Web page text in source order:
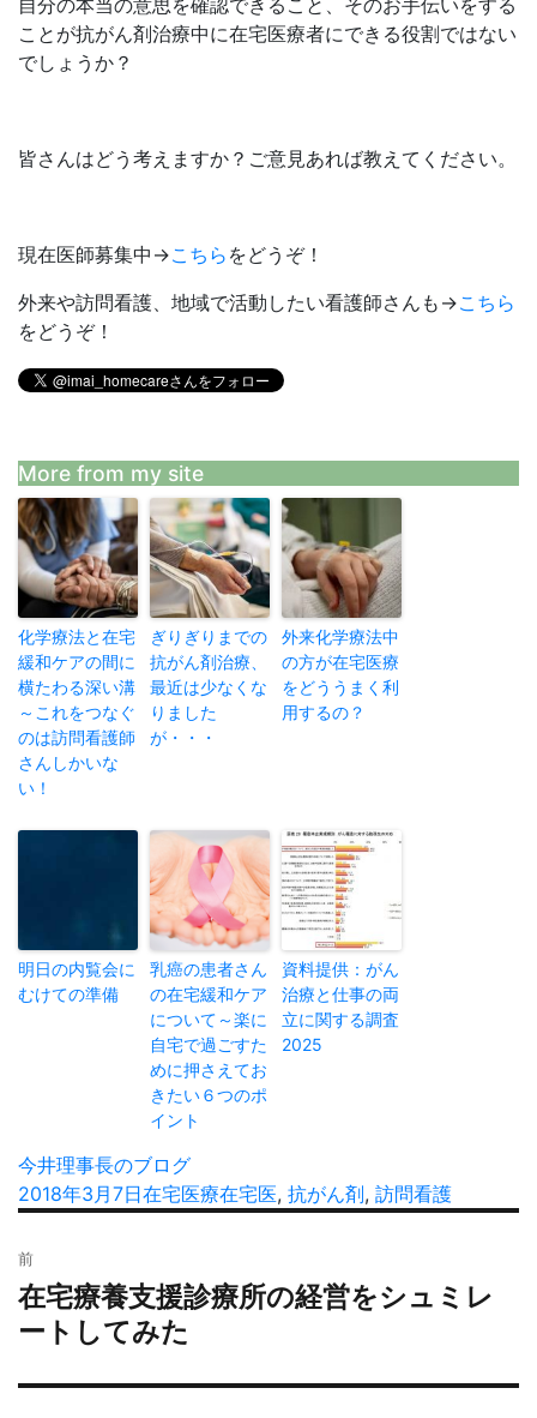
ことが抗がん剤治療中に在宅医療者にできる役割ではない
でしょうか？
皆さんはどう考えますか？ご意見あれば教えてください。
現在医師募集中→こちら をどうぞ！
外来や訪問看護、地域で活動したい看護師さんも→こちら
をどうぞ！
More from my site
化学療法と在宅
緩和ケアの間に
横たわる深い溝
～これをつなぐ
のは訪問看護師
さんしかいな
い！
ぎりぎりまでの
抗がん剤治療、
最近は少なくな
りました
が・・・
外来化学療法中
の方が在宅医療
をどううまく利
用するの？
明日の内覧会に
むけての準備
乳癌の患者さん
の在宅緩和ケア
について～楽に
自宅で過ごすた
めに押さえてお
きたい６つのポ
イント
資料提供：がん
治療と仕事の両
立に関する調査
2025
投
稿
今井理事長のブログ
投
日:
2018年3月7日カ
リ
ー
在宅医療タ
在宅医, 抗がん剤, 訪問看護
稿
ナ
ビ
前
過
投
在宅療養支援診療所の経営をシュミレ
ートしてみた